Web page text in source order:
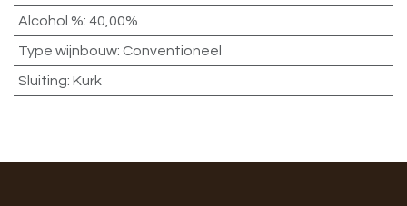
Alcohol %: 40,00%
Type wijnbouw: Conventioneel
Sluiting: Kurk